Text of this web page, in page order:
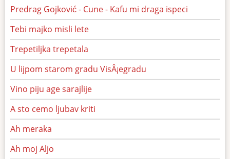
Predrag Gojković - Cune - Kafu mi draga ispeci
Tebi majko misli lete
Trepetiljka trepetala
U lijpom starom gradu VisÂ¡egradu
Vino piju age sarajlije
A sto cemo ljubav kriti
Ah meraka
Ah moj Aljo